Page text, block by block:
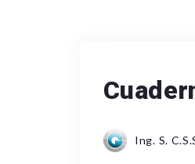
Ing. S.